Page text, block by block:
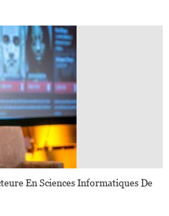
En Sciences Informatiques De